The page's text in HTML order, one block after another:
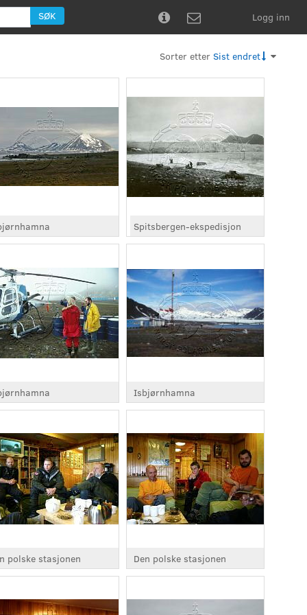
SØK   Logg inn
Sorter etter Sist endret
Spitsbergen-ekspedisjon
Isbjørnhamna
polske stasjonen Den polske stasjonen